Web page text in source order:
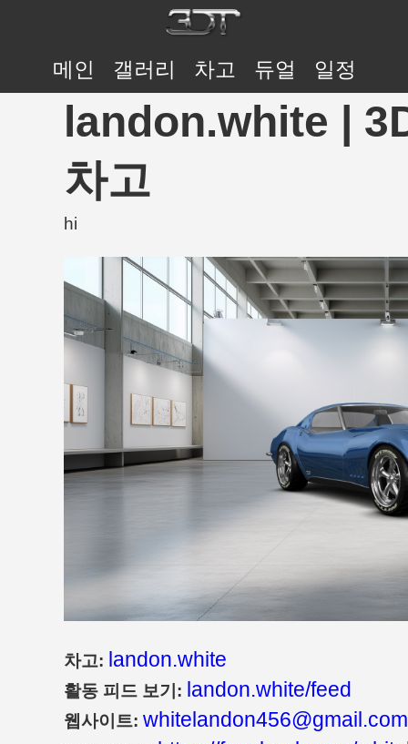
메인 갤러리 차고 듀얼 일정
landon.white |
차고
hi
차고: landon.white
활동 피드 보기: landon.white/feed
웹사이트: whitelandon456@gmail.com